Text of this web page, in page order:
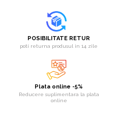
POSIBILITATE RETUR
poti returna produsul in 14 zile
Plata online -5%
Reducere suplimentara la plata
online